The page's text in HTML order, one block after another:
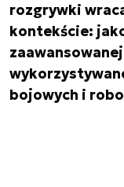
rozgrywki
kontekście:
bojowych i